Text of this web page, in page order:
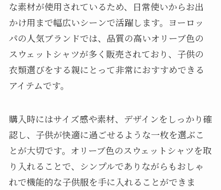
な素材が使用されているため、日常使いからお出
かけ用まで幅広いシーンで活躍します。ヨーロッ
パの人気ブランドでは、品質の高いオリーブ色の
スウェットシャツが多く販売されており、子供の
衣類選びをする親にとって非常におすすめできる
アイテムです。
購入時にはサイズ感や素材、デザインをしっかり確
認し、子供が快適に過ごせるような一枚を選ぶこ
とが大切です。オリーブ色のスウェットシャツを取
り入れることで、シンプルでありながらもおしゃ
れで機能的な子供服を手に入れることができま